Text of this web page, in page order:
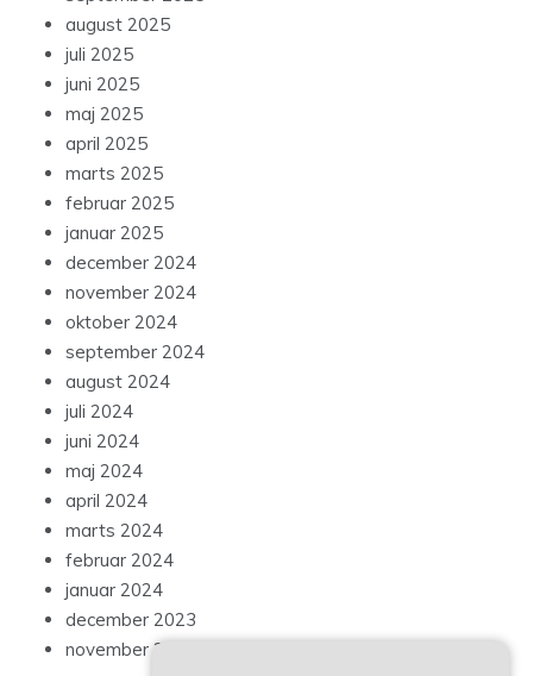
august 2025
juli 2025
juni 2025
maj 2025
april 2025
marts 2025
februar 2025
januar 2025
december 2024
november 2024
oktober 2024
september 2024
august 2024
juli 2024
juni 2024
maj 2024
april 2024
marts 2024
februar 2024
januar 2024
december 2023
november 2023